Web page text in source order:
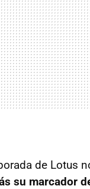
de Lotus
su marcador